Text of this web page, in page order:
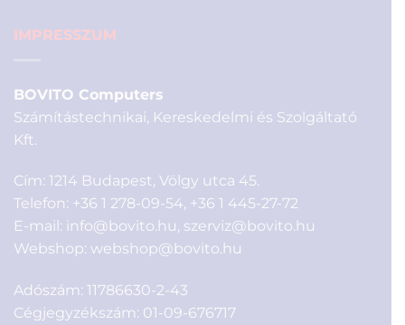
IMPRESSZUM
BOVITO Computers
Számítástechnikai, Kereskedelmi és Szolgáltató
Kft.
Cím: 1214 Budapest, Völgy utca 45.
Telefon: +36 1 278-09-54, +36 1 445-27-72
E-mail: info@bovito.hu, szerviz@bovito.hu
Webshop: webshop@bovito.hu
Adószám: 11786630-2-43
Cégjegyzékszám: 01-09-676717